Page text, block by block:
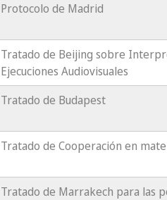
Protocolo de Madrid
Tratado de Beijing sobre
Ejecuciones Audiovisuales
Tratado de Budapest
Tratado de Cooperación en
Tratado de Marrakech para las